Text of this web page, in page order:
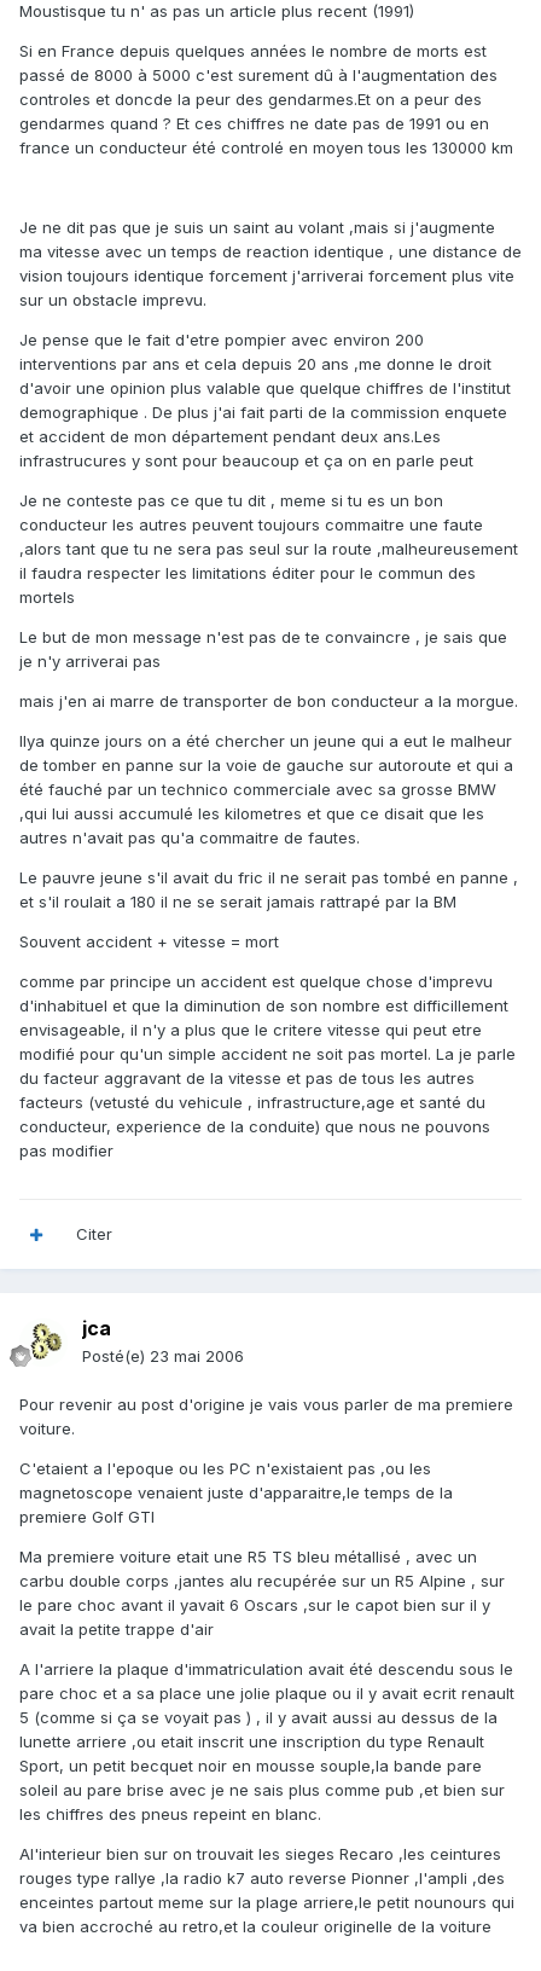
Moustisque tu n' as pas un article plus recent (1991)
Si en France depuis quelques années le nombre de morts est
passé de 8000 à 5000 c'est surement dû à l'augmentation des
controles et doncde la peur des gendarmes.Et on a peur des
gendarmes quand ? Et ces chiffres ne date pas de 1991 ou en
france un conducteur été controlé en moyen tous les 130000 km
Je ne dit pas que je suis un saint au volant ,mais si j'augmente
ma vitesse avec un temps de reaction identique , une distance de
vision toujours identique forcement j'arriverai forcement plus vite
sur un obstacle imprevu.
Je pense que le fait d'etre pompier avec environ 200
interventions par ans et cela depuis 20 ans ,me donne le droit
d'avoir une opinion plus valable que quelque chiffres de l'institut
demographique . De plus j'ai fait parti de la commission enquete
et accident de mon département pendant deux ans.Les
infrastrucures y sont pour beaucoup et ça on en parle peut
Je ne conteste pas ce que tu dit , meme si tu es un bon
conducteur les autres peuvent toujours commaitre une faute
,alors tant que tu ne sera pas seul sur la route ,malheureusement
il faudra respecter les limitations éditer pour le commun des
mortels
Le but de mon message n'est pas de te convaincre , je sais que
je n'y arriverai pas
mais j'en ai marre de transporter de bon conducteur a la morgue.
Ilya quinze jours on a été chercher un jeune qui a eut le malheur
de tomber en panne sur la voie de gauche sur autoroute et qui a
été fauché par un technico commerciale avec sa grosse BMW
,qui lui aussi accumulé les kilometres et que ce disait que les
autres n'avait pas qu'a commaitre de fautes.
Le pauvre jeune s'il avait du fric il ne serait pas tombé en panne ,
et s'il roulait a 180 il ne se serait jamais rattrapé par la BM
Souvent accident + vitesse = mort
comme par principe un accident est quelque chose d'imprevu
d'inhabituel et que la diminution de son nombre est difficillement
envisageable, il n'y a plus que le critere vitesse qui peut etre
modifié pour qu'un simple accident ne soit pas mortel. La je parle
du facteur aggravant de la vitesse et pas de tous les autres
facteurs (vetusté du vehicule , infrastructure,age et santé du
conducteur, experience de la conduite) que nous ne pouvons
pas modifier
Citer
jca
Posté(e) 23 mai 2006
Pour revenir au post d'origine je vais vous parler de ma premiere
voiture.
C'etaient a l'epoque ou les PC n'existaient pas ,ou les
magnetoscope venaient juste d'apparaitre,le temps de la
premiere Golf GTI
Ma premiere voiture etait une R5 TS bleu métallisé , avec un
carbu double corps ,jantes alu recupérée sur un R5 Alpine , sur
le pare choc avant il yavait 6 Oscars ,sur le capot bien sur il y
avait la petite trappe d'air
A l'arriere la plaque d'immatriculation avait été descendu sous le
pare choc et a sa place une jolie plaque ou il y avait ecrit renault
5 (comme si ça se voyait pas ) , il y avait aussi au dessus de la
lunette arriere ,ou etait inscrit une inscription du type Renault
Sport, un petit becquet noir en mousse souple,la bande pare
soleil au pare brise avec je ne sais plus comme pub ,et bien sur
les chiffres des pneus repeint en blanc.
Al'interieur bien sur on trouvait les sieges Recaro ,les ceintures
rouges type rallye ,la radio k7 auto reverse Pionner ,l'ampli ,des
enceintes partout meme sur la plage arriere,le petit nounours qui
va bien accroché au retro,et la couleur originelle de la voiture